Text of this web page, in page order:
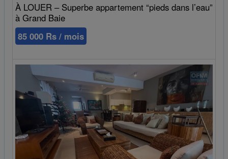
À LOUER – Superbe appartement “pieds dans l’eau”
à Grand Baie
85 000 Rs / mois